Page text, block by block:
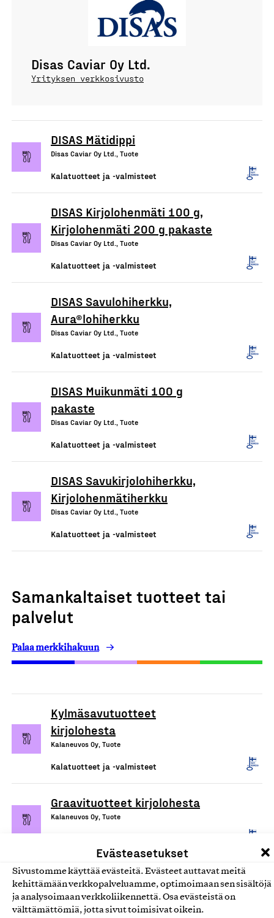
Evästeasetukset
Sivustomme käyttää evästeitä. Evästeet auttavat meitä
kehittämään verkkopalveluamme, optimoimaan sen sisältöjä
ja analysoimaan verkkoliikennettä. Osa evästeistä on
välttämättömiä, jotta sivut toimisivat oikein.
Disas Caviar Oy Ltd.
Yrityksen verkkosivusto
DISAS Mätidippi
Disas Caviar Oy Ltd., Tuote
Kalatuotteet ja -valmisteet
DISAS Kirjolohenmäti 100 g,
Kirjolohenmäti 200 g pakaste
Disas Caviar Oy Ltd., Tuote
Kalatuotteet ja -valmisteet
DISAS Savulohiherkku,
Aura®lohiherkku
Disas Caviar Oy Ltd., Tuote
Kalatuotteet ja -valmisteet
DISAS Muikunmäti 100 g
pakaste
Disas Caviar Oy Ltd., Tuote
Kalatuotteet ja -valmisteet
DISAS Savukirjolohiherkku,
Kirjolohenmätiherkku
Disas Caviar Oy Ltd., Tuote
Kalatuotteet ja -valmisteet
Samankaltaiset tuotteet tai
palvelut
Palaa merkkihakuun
Kylmäsavutuotteet
kirjolohesta
Kalaneuvos Oy, Tuote
Kalatuotteet ja -valmisteet
Graavituotteet kirjolohesta
Kalaneuvos Oy, Tuote
Lämminsavutuotteet
kirjolohesta
Kalaneuvos Oy, Tuote